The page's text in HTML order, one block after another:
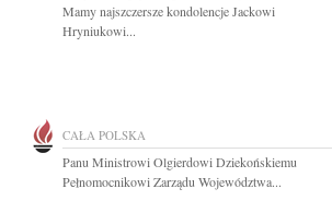
Mamy najszczersze kondolencje Jackowi
Hryniukowi...
CAŁA POLSKA
Panu Ministrowi Olgierdowi Dziekońskiemu
Pełnomocnikowi Zarządu Województwa...